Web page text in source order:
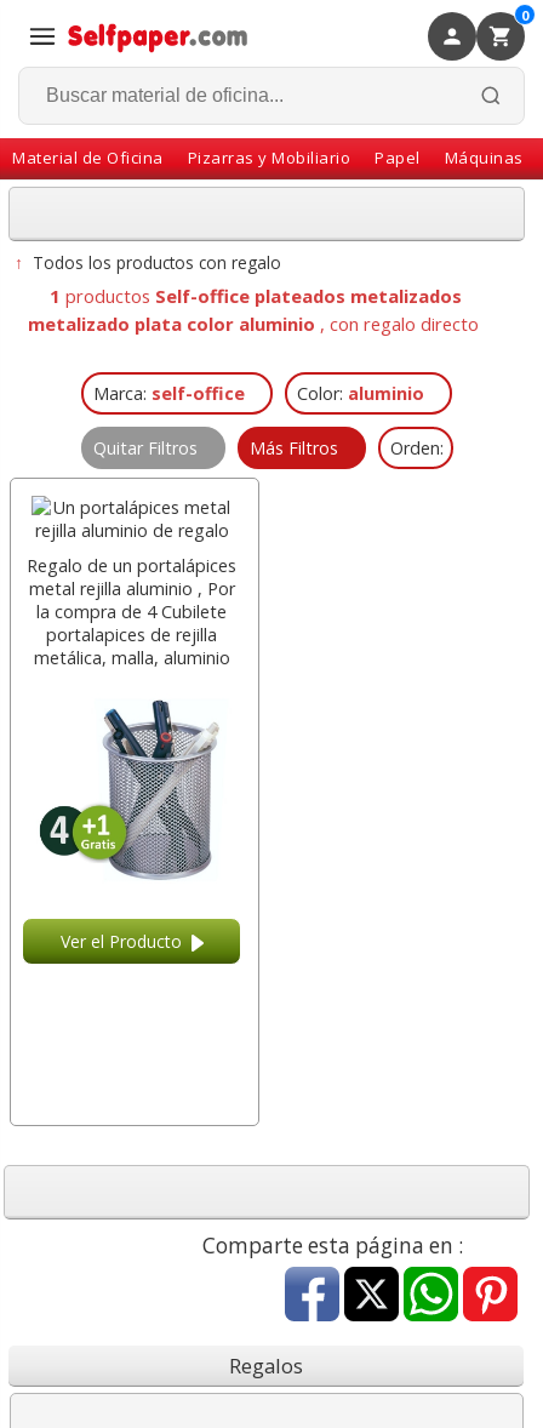
0
Material de Oficina Pizarras y Mobiliario Papel Máquinas
Volver
↑ Todos los productos con regalo
1 productos Self-office plateados metalizados
metalizado plata color aluminio , con regalo directo
Marca: self-office Color: aluminio
Quitar Filtros Más Filtros Orden:
Regalo de un portalápices
metal rejilla aluminio , Por
la compra de 4 Cubilete
portalapices de rejilla
metálica, malla, aluminio
Ver el Producto
Comparte esta página en :
Regalos